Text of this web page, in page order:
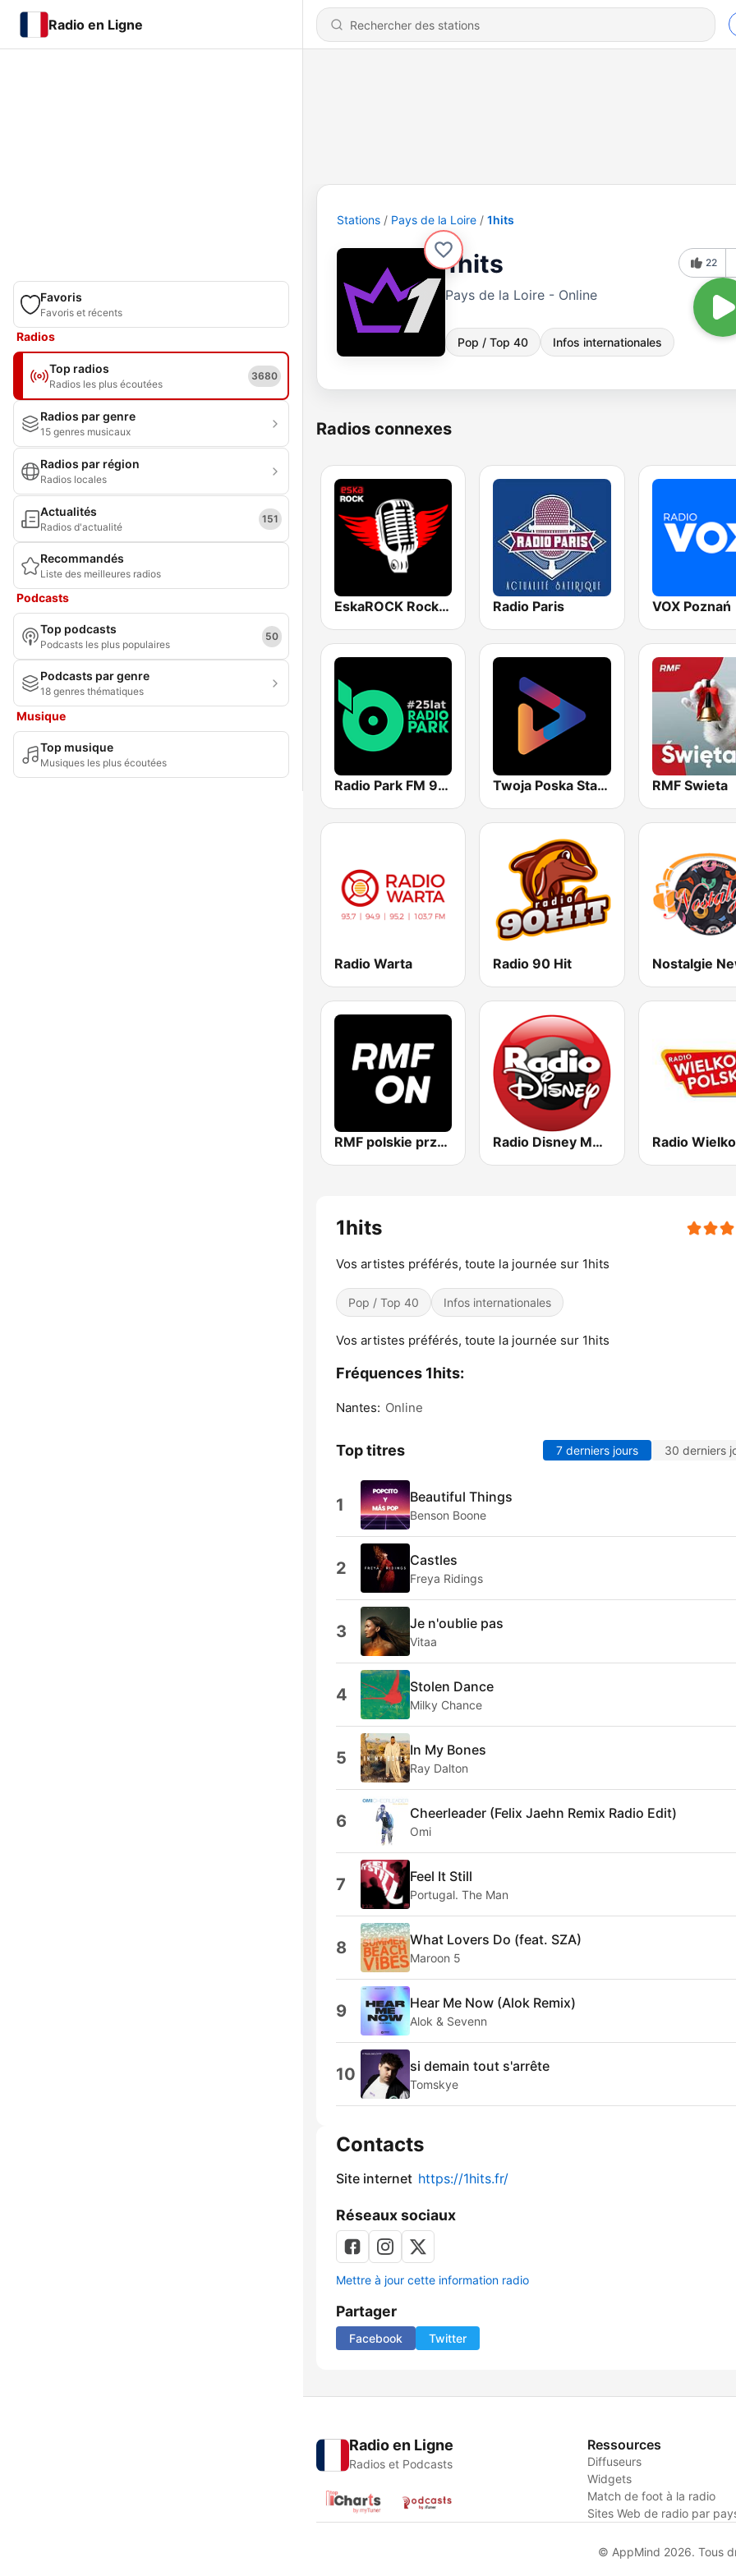
Radio en Ligne
Favoris
Favoris et récents
Radios
Top radios
Radios les plus écoutées
3680
Radios par genre
15 genres musicaux
Radios par région
Radios locales
Actualités
Radios d'actualité
151
Recommandés
Liste des meilleures radios
Podcasts
Top podcasts
Podcasts les plus populaires
50
Podcasts par genre
18 genres thématiques
Musique
Top musique
Musiques les plus écoutées
Stations Pays de la Loire 1hits
1hits
Pays de la Loire - Online
Pop / Top 40 Infos internationales
22
Radios connexes
EskaROCK Rock Ballads Radio Paris VOX Poznań
Radio Park FM 93.9 Twoja Poska Stacja RMF Swieta
Radio Warta Radio 90 Hit
RMF polskie przeboje Radio Disney México
1hits
Vos artistes préférés, toute la journée sur 1hits
Pop / Top 40 Infos internationales
Vos artistes préférés, toute la journée sur 1hits
Fréquences 1hits:
Nantes: Online
Top titres 7 derniers jours 30 derniers
1 Beautiful Things
Benson Boone
2 Castles
Freya Ridings
3 Je n'oublie pas
Vitaa
4 Stolen Dance
Milky Chance
5 In My Bones
Ray Dalton
6 Cheerleader (Felix Jaehn Remix Radio Edit)
Omi
7 Feel It Still
Portugal. The Man
8 What Lovers Do (feat. SZA)
Maroon 5
9 Hear Me Now (Alok Remix)
Alok & Sevenn
10 si demain tout s'arrête
Tomskye
Contacts
Site internet https://1hits.fr/
Réseaux sociaux
Mettre à jour cette information radio
Partager
Facebook Twitter
Radio en Ligne
Radios et Podcasts
Ressources
Diffuseurs
Widgets
Match de foot à la radio
Sites Web de radio par
© AppMind 2026. Tous